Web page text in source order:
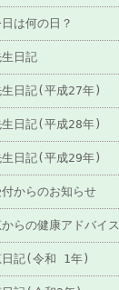
は何の日？
日記
生日記(平成27年)
生日記(平成28年)
生日記(平成29年)
からのお知らせ
らの健康アドバイス
日記(令和 1年)